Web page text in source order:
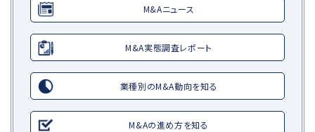
M&Aニュース
M&A実態調査レポート
業種別のM&A動向を知る
M&Aの進め方を知る